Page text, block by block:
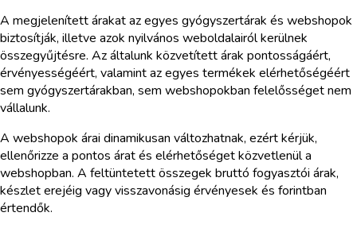
A megjelenített árakat az egyes gyógyszertárak és webshopok
biztosítják, illetve azok nyilvános weboldalairól kerülnek
összegyűjtésre. Az általunk közvetített árak pontosságáért,
érvényességéért, valamint az egyes termékek elérhetőségéért
sem gyógyszertárakban, sem webshopokban felelősséget nem
vállalunk.
A webshopok árai dinamikusan változhatnak, ezért kérjük,
ellenőrizze a pontos árat és elérhetőséget közvetlenül a
webshopban. A feltüntetett összegek bruttó fogyasztói árak,
készlet erejéig vagy visszavonásig érvényesek és forintban
értendők.